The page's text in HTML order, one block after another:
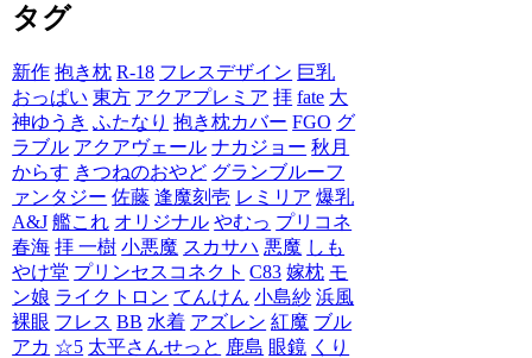
タグ
新作 抱き枕 R-18 フレスデザイン 巨乳
おっぱい 東方 アクアプレミア 拝 fate 大
神ゆうき ふたなり 抱き枕カバー FGO グ
ラブル アクアヴェール ナカジョー 秋月
からす きつねのおやど グランブルーフ
ァンタジー 佐藤 逢魔刻壱 レミリア 爆乳
A&J 艦これ オリジナル やむっ プリコネ
春海 拝 一樹 小悪魔 スカサハ 悪魔 しも
やけ堂 プリンセスコネクト C83 嫁枕 モ
ン娘 ライクトロン てんけん 小島紗 浜風
裸眼 フレス BB 水着 アズレン 紅魔 ブル
アカ ☆5 太平さんせっと 鹿島 眼鏡 くり